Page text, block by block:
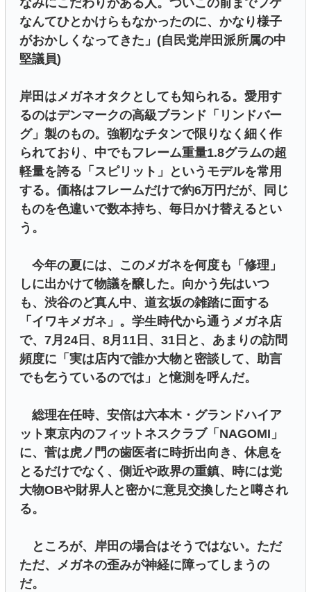
なみにこだわりがある人。ついこの前までフケ
なんてひとかけらもなかったのに、かなり様子
がおかしくなってきた」(自民党岸田派所属の中
堅議員)
岸田はメガネオタクとしても知られる。愛用す
るのはデンマークの高級ブランド「リンドバー
グ」製のもの。強靭なチタンで限りなく細く作
られており、中でもフレーム重量1.8グラムの超
軽量を誇る「スピリット」というモデルを常用
する。価格はフレームだけで約6万円だが、同じ
ものを色違いで数本持ち、毎日かけ替えるとい
う。
今年の夏には、このメガネを何度も「修理」
しに出かけて物議を醸した。向かう先はいつ
も、渋谷のど真ん中、道玄坂の雑踏に面する
「イワキメガネ」。学生時代から通うメガネ店
で、7月24日、8月11日、31日と、あまりの訪問
頻度に「実は店内で誰か大物と密談して、助言
でも乞うているのでは」と憶測を呼んだ。
総理在任時、安倍は六本木・グランドハイア
ット東京内のフィットネスクラブ「NAGOMI」
に、菅は虎ノ門の歯医者に時折出向き、休息を
とるだけでなく、側近や政界の重鎮、時には党
大物OBや財界人と密かに意見交換したと噂され
る。
ところが、岸田の場合はそうではない。ただ
ただ、メガネの歪みが神経に障ってしまうの
だ。